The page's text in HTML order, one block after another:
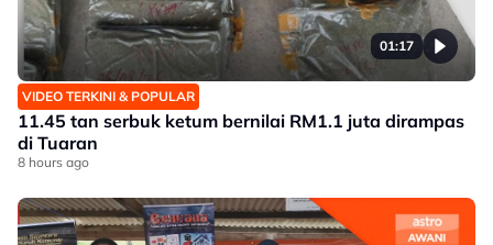
01:17
VIDEO TERKINI & POPULAR
11.45 tan serbuk ketum bernilai RM1.1 juta dirampas
di Tuaran
8 hours ago